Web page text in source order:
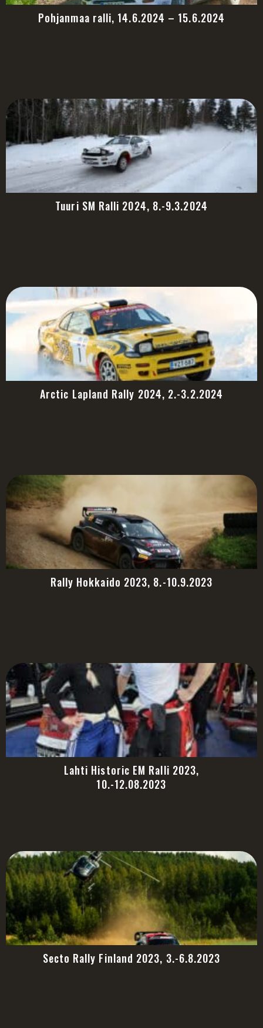
Pohjanmaa ralli, 14.6.2024 – 15.6.2024
Tuuri SM Ralli 2024, 8.-9.3.2024
Arctic Lapland Rally 2024, 2.-3.2.2024
Rally Hokkaido 2023, 8.-10.9.2023
Lahti Historic EM Ralli 2023,
10.-12.08.2023
Secto Rally Finland 2023, 3.-6.8.2023